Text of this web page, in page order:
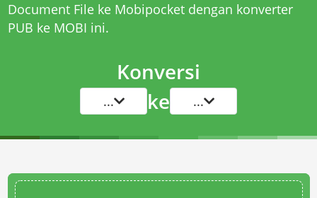
Document File ke Mobipocket dengan konverter
PUB ke MOBI ini.
Konversi
... ke ...